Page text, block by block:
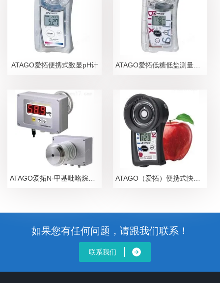
ATAGO爱拓便携式数显pH计 ATAGO爱拓低糖低盐测量糖盐度计
ATAGO（爱拓）便携式快速苹果无损糖度计
如果您有任何问题，请跟我们联系！
联系我们